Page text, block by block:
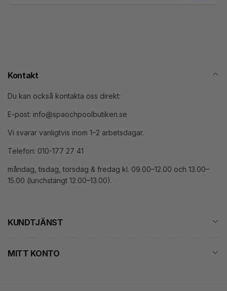
Kontakt
Du kan också kontakta oss direkt:
E-post: info@spaochpoolbutiken.se
Vi svarar vanligtvis inom 1–2 arbetsdagar.
Telefon: 010-177 27 41
måndag, tisdag, torsdag & fredag kl. 09.00–12.00 och 13.00–
15.00 (lunchstängt 12.00–13.00).
KUNDTJÄNST
MITT KONTO